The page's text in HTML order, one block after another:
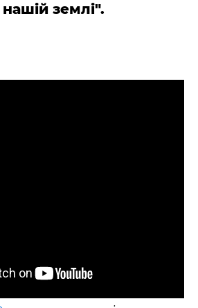
землі".